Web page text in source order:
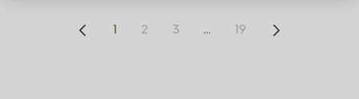
1 2 3 ... 19